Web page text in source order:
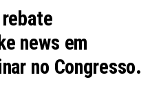
news em
no Congresso.